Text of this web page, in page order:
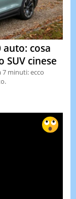
cosa
cinese
7 minuti: ecco